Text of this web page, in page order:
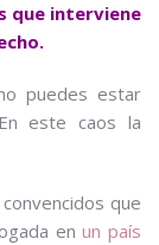
que interviene
puedes estar
este caos la
que
enun país